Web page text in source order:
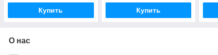
Купить Купить
О нас